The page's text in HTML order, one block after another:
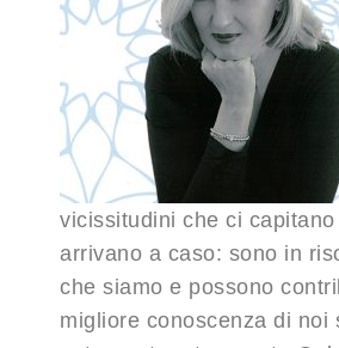
vicissitudini che ci
arrivano a caso: sono in
che siamo e possono
migliore conoscenza di noi